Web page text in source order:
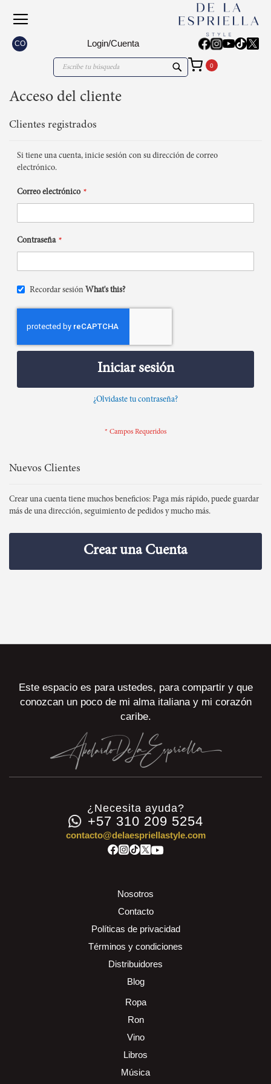
CO Login/Cuenta
Search
Acceso del cliente
Clientes registrados
Si tiene una cuenta, inicie sesión con su dirección de correo
electrónico.
Correo electrónico
Contraseña
Recordar sesión What's this?
Iniciar sesión
¿Olvidaste tu contraseña?
Nuevos Clientes
Crear una cuenta tiene muchos beneficios: Paga más rápido, puede guardar
más de una dirección, seguimiento de pedidos y mucho más.
Crear una Cuenta
Este espacio es para ustedes, para compartir y que
conozcan un poco de mi alma italiana y mi corazón
caribe.
¿Necesita ayuda?
+57 310 209 5254
contacto@delaespriellastyle.com
Nosotros
Contacto
Políticas de privacidad
Términos y condiciones
Distribuidores
Blog
Ropa
Ron
Vino
Libros
Música